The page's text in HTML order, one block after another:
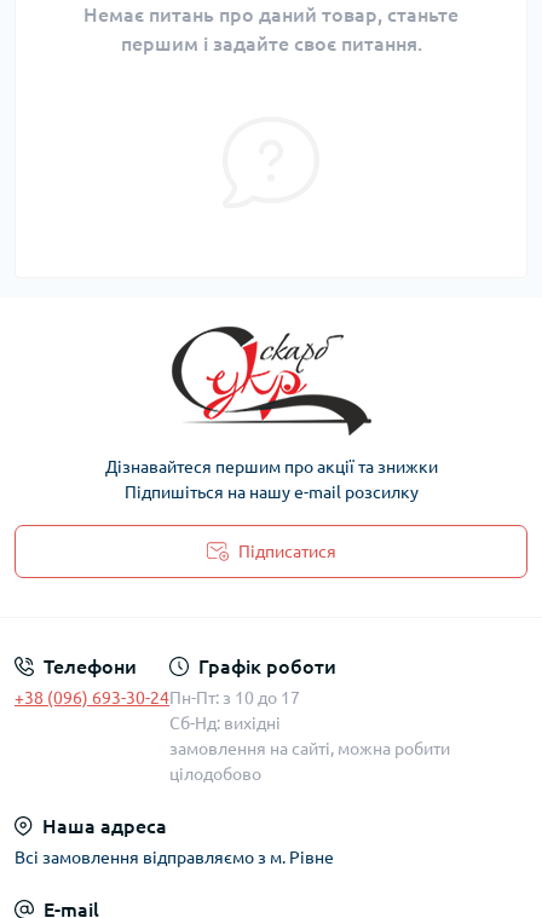
Немає питань про даний товар, станьте
першим і задайте своє питання.
Дізнавайтеся першим про акції та знижки
Підпишіться на нашу e-mail розсилку
Підписатися
Телефони
+38 (096) 693-30-24
Графік роботи
Пн-Пт: з 10 до 17
Сб-Нд: вихідні
замовлення на сайті, можна робити
цілодобово
Наша адреса
Всі замовлення відправляємо з м. Рівне
E-mail